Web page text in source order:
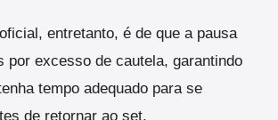
entretanto, é de que a pausa
por excesso de cautela, garantindo
tempo adequado para se
de retornar ao set.